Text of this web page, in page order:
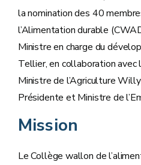
la nomination des 40
l’Alimentation durable
Ministre en charge du
Tellier, en collaboration
Ministre de l’Agriculture
Présidente et Ministre de
Mission
Le Collège wallon de